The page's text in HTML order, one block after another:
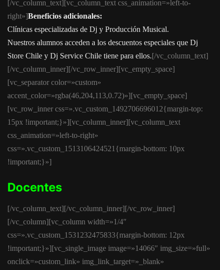
[/vc_column_text][vc_column_text css_animation=»left-to-
right»]Beneficios adicionales:
Clínicas especializadas de Dj y Producción Musical.
Nuestros alumnos acceden a los descuentos especiales que Dj
Store Chile y Dj Service Chile tiene para ellos.[/vc_column_text]
[/vc_column_inner][/vc_row_inner][vc_empty_space]
[vc_separator color=»custom»
accent_color=»rgba(46,204,113,0.72)»][vc_empty_space]
[vc_row_inner css=».vc_custom_1492706696012{margin-top:
15px !important;}»][vc_column_inner][vc_column_text
css_animation=»left-to-right»
css=».vc_custom_1513106424521{margin-bottom: 10px
!important;}»]
Docentes
[/vc_column_text][/vc_column_inner][/vc_row_inner]
[/vc_column][vc_column width=»1/4″
css=».vc_custom_1531232475833{margin-bottom: 12px
!important;}»][vc_single_image image=»14066″ img_size=»full»
onclick=»custom_link» img_link_target=»_blank»